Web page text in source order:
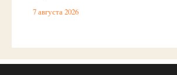
7 августа 2026